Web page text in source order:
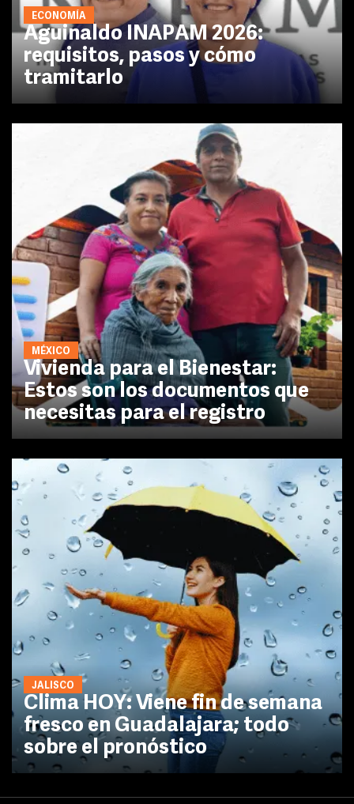
ECONOMÍA
Aguinaldo INAPAM 2026:
requisitos, pasos y cómo
tramitarlo
MÉXICO
Vivienda para el Bienestar:
Estos son los documentos que
necesitas para el registro
JALISCO
Clima HOY: Viene fin de semana
fresco en Guadalajara; todo
sobre el pronóstico